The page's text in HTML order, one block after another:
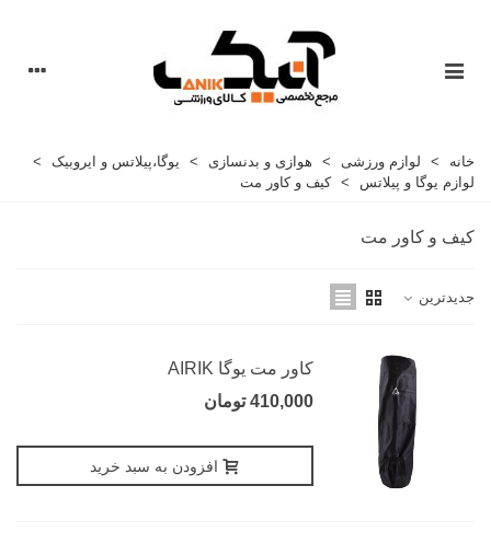
خانه > لوازم ورزشی > هوازی و بدنسازی > یوگا،پیلاتس و ایروبیک
>
لوازم یوگا و پیلاتس
> کیف و کاور مت
کیف و کاور مت
جدیدترین
کاور مت یوگا AIRIK
410,000 تومان
افزودن به سبد خرید